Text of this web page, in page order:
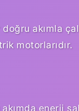
akımla
motorlarıdır.
enerji